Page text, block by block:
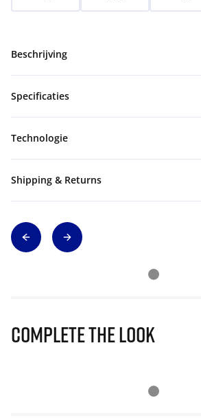
Beschrijving
Specificaties
Technologie
Shipping & Returns
Complete The Look